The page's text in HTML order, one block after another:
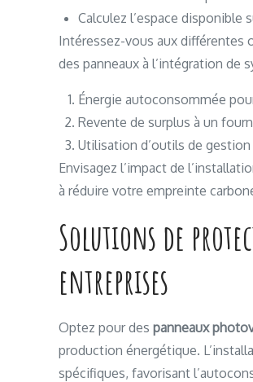
Calculez l’espace disponible
Intéressez-vous aux différentes
des panneaux à l’intégration de
Énergie autoconsommée
Revente de surplus à un
Utilisation d’outils de
Envisagez l’impact de
à réduire votre empreinte
Solutions de
entreprises
Optez pour des panneaux
production énergétique.
spécifiques, favorisant